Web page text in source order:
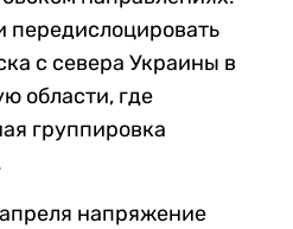
передислоцировать
с севера Украины в
области, где
группировка
напряжение